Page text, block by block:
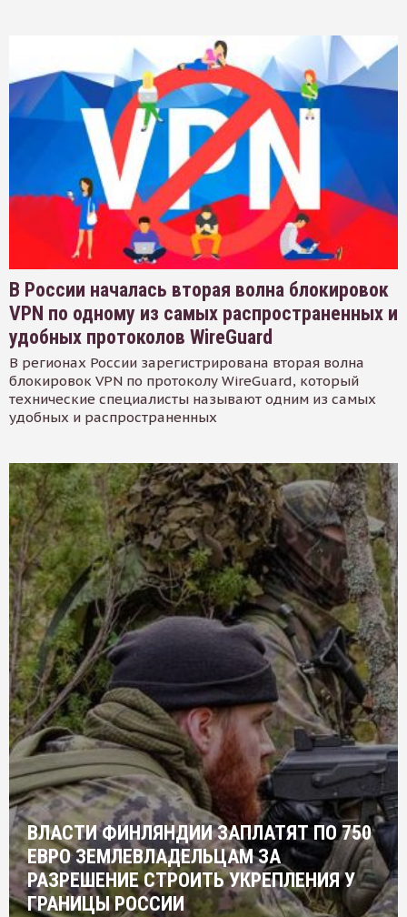
В России началась вторая волна блокировок
VPN по одному из самых распространенных и
удобных протоколов WireGuard
В регионах России зарегистрирована вторая волна
блокировок VPN по протоколу WireGuard, который
технические специалисты называют одним из самых
удобных и распространенных
ВЛАСТИ ФИНЛЯНДИИ ЗАПЛАТЯТ ПО 750
ЕВРО ЗЕМЛЕВЛАДЕЛЬЦАМ ЗА
РАЗРЕШЕНИЕ СТРОИТЬ УКРЕПЛЕНИЯ У
ГРАНИЦЫ РОССИИ